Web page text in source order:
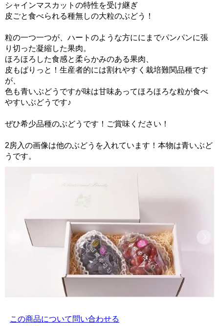
シャインマスカットの特性を受け継ぎ
皮ごと食べられる種無しの大粒のぶどう！
粒の一つ一つが、ハートのような方ににまでパンパンに張
り切った凝縮した果肉。
ほろほろした食感と柔らかみのある果肉、
皮もぱりっと！生産者的には割れやすく栽培難関品種です
が、
色も青いぶどうですが味は甘味あってほろほろな粒が食べ
やすいぶどうです♪
ぜひ希少品種のぶどうです！ご賞味ください！
2房入の画像は他のぶどうを入れています！本物は青いぶど
うです。
この商品について問い合わせる